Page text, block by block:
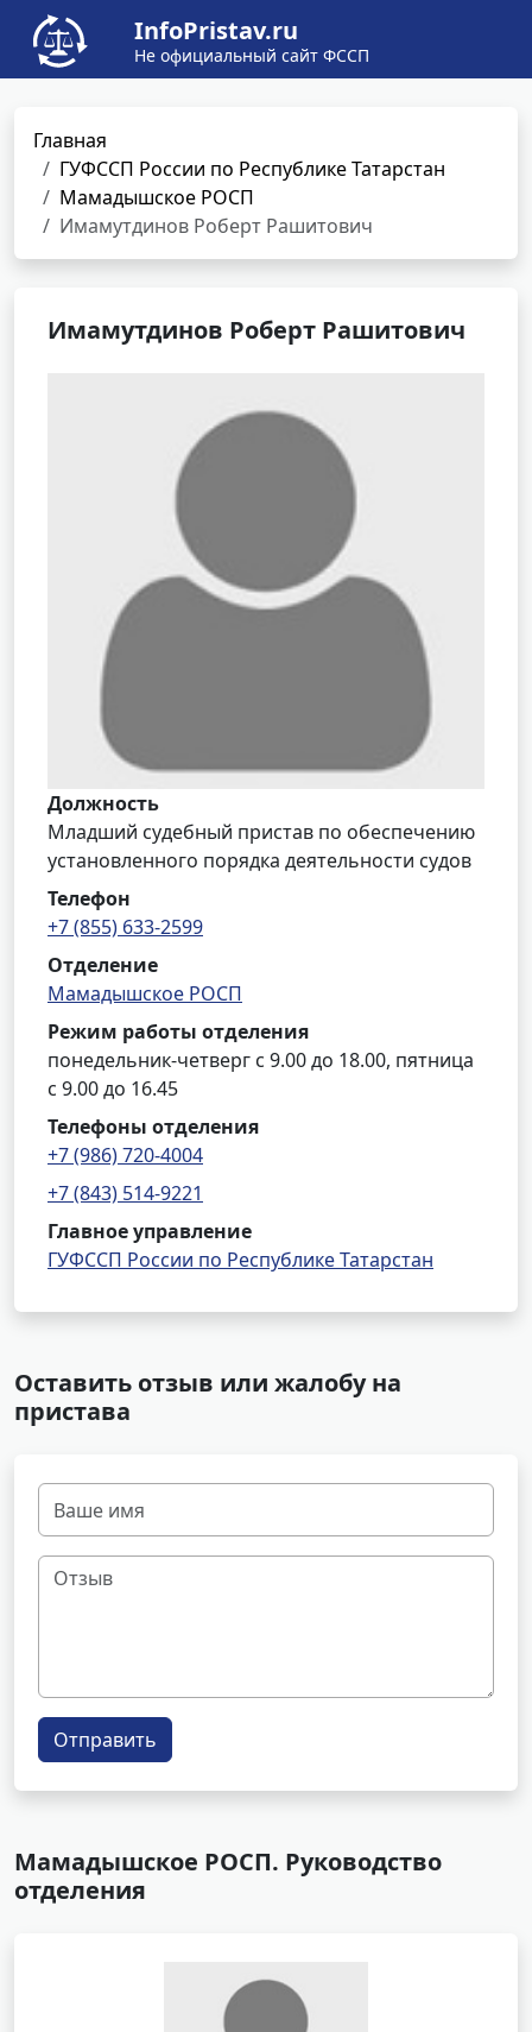
InfoPristav.ru
Не официальный сайт ФССП
Главная
ГУФССП России по Республике Татарстан
Мамадышское РОСП
Имамутдинов Роберт Рашитович
Имамутдинов Роберт Рашитович
Должность
Младший судебный пристав по обеспечению
установленного порядка деятельности судов
Телефон
+7 (855) 633-2599
Отделение
Мамадышское РОСП
Режим работы отделения
понедельник-четверг с 9.00 до 18.00, пятница
с 9.00 до 16.45
Телефоны отделения
+7 (986) 720-4004
+7 (843) 514-9221
Главное управление
ГУФССП России по Республике Татарстан
Оставить отзыв или жалобу на
пристава
Отправить
Мамадышское РОСП. Руководство
отделения